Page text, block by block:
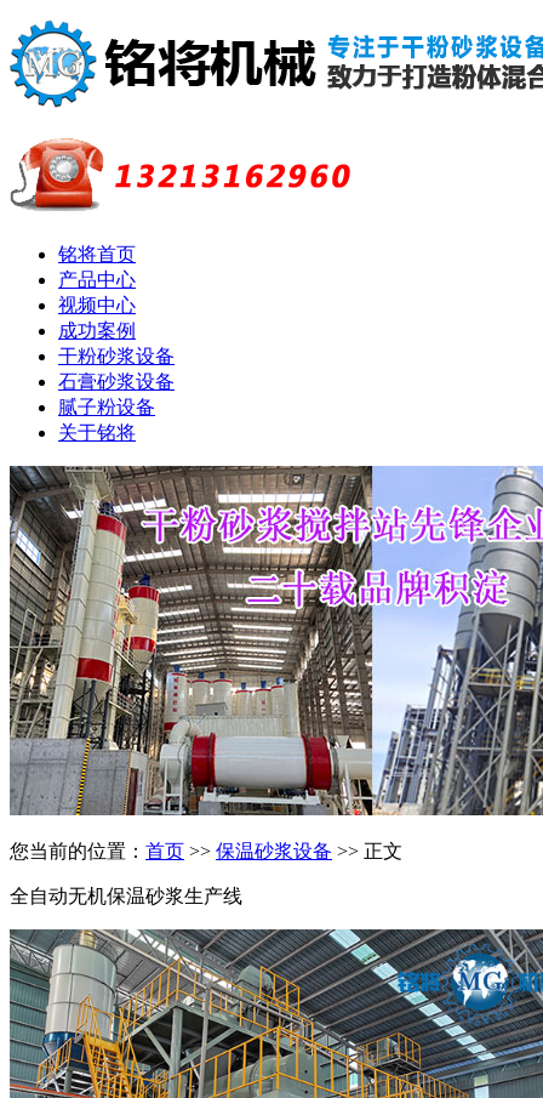
铭将首页
产品中心
视频中心
成功案例
干粉砂浆设备
石膏砂浆设备
腻子粉设备
关于铭将
您当前的位置： 首页 >> 保温砂浆设备 >> 正文
全自动无机保温砂浆生产线